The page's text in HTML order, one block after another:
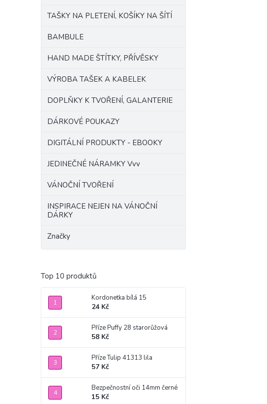
TAŠKY NA PLETENÍ, KOŠÍKY NA ŠÍTÍ
BAMBULE
HAND MADE ŠTÍTKY, PŘÍVĚSKY
VÝROBA TAŠEK A KABELEK
DOPLŇKY K TVOŘENÍ, GALANTERIE
DÁRKOVÉ POUKAZY
DIGITÁLNÍ PRODUKTY - EBOOKY
JEDINEČNÉ NÁRAMKY Vvv
VÁNOČNÍ TVOŘENÍ
INSPIRACE NEJEN NA VÁNOČNÍ
DÁRKY
Značky
Top 10 produktů
Kordonetka bílá 15
24 Kč
Příze Puffy 28 starorůžová
58 Kč
Příze Tulip 41313 lila
57 Kč
Bezpečnostní oči 14mm černé
15 Kč